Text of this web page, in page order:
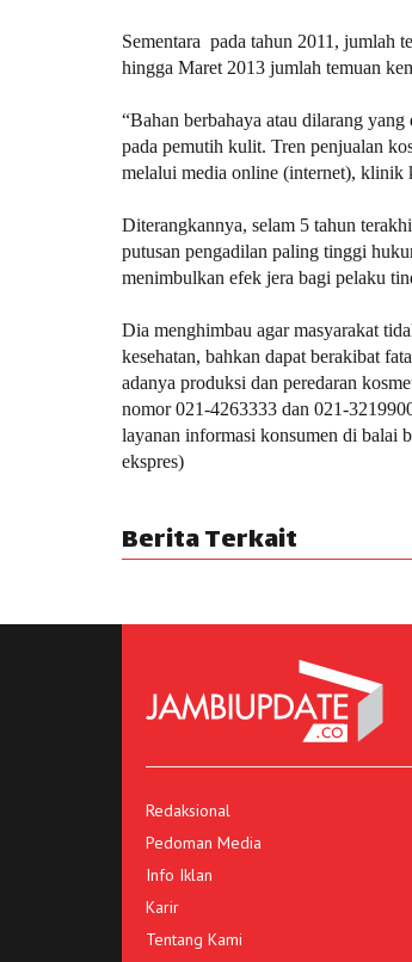
Sementara pada tahun 2011, jumlah
hingga Maret 2013 jumlah temuan
“Bahan berbahaya atau dilarang
pada pemutih kulit. Tren penjualan
melalui media online (internet), klinik
Diterangkannya, selam 5 tahun
putusan pengadilan paling tinggi
menimbulkan efek jera bagi pelaku
Dia menghimbau agar masyarakat
kesehatan, bahkan dapat berakibat
adanya produksi dan peredaran
nomor 021-4263333 dan 021-
layanan informasi konsumen di balai
ekspres)
Berita Terkait
Redaksional
Pedoman Media
Info Iklan
Karir
Tentang Kami